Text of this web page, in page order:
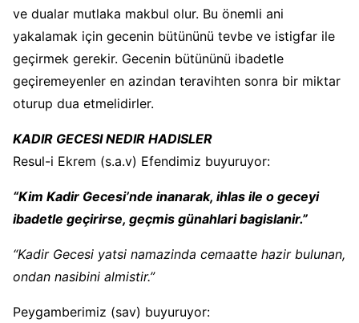
ve dualar mutlaka makbul olur. Bu önemli ani
yakalamak için gecenin bütününü tevbe ve istigfar ile
geçirmek gerekir. Gecenin bütününü ibadetle
geçiremeyenler en azindan teravihten sonra bir miktar
oturup dua etmelidirler.
KADIR GECESI NEDIR HADISLER
Resul-i Ekrem (s.a.v) Efendimiz buyuruyor:
“Kim Kadir Gecesi’nde inanarak, ihlas ile o geceyi
ibadetle geçirirse, geçmis günahlari bagislanir.”
“Kadir Gecesi yatsi namazinda cemaatte hazir bulunan,
ondan nasibini almistir.”
Peygamberimiz (sav) buyuruyor: